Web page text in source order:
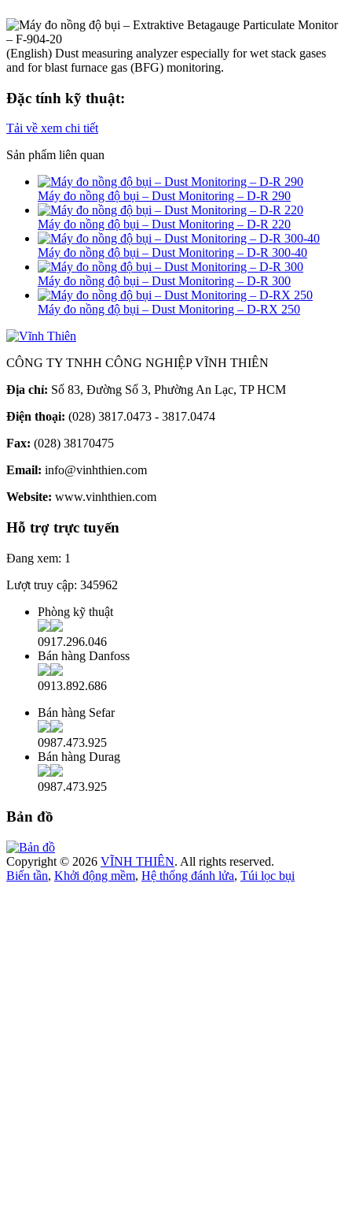
(English) Dust measuring analyzer especially for wet stack gases
and for blast furnace gas (BFG) monitoring.
Đặc tính kỹ thuật:
Tải về xem chi tiết
Sản phẩm liên quan
Máy đo nồng độ bụi – Dust Monitoring – D-R 290
Máy đo nồng độ bụi – Dust Monitoring – D-R 220
Máy đo nồng độ bụi – Dust Monitoring – D-R 300-40
Máy đo nồng độ bụi – Dust Monitoring – D-R 300
Máy đo nồng độ bụi – Dust Monitoring – D-RX 250
CÔNG TY TNHH CÔNG NGHIỆP VĨNH THIÊN
Địa chỉ: Số 83, Đường Số 3, Phường An Lạc, TP HCM
Điện thoại: (028) 3817.0473 - 3817.0474
Fax: (028) 38170475
Email: info@vinhthien.com
Website: www.vinhthien.com
Hỗ trợ trực tuyến
Đang xem: 1
Lượt truy cập: 345962
Phòng kỹ thuật
0917.296.046
Bán hàng Danfoss
0913.892.686
Bán hàng Sefar
0987.473.925
Bán hàng Durag
0987.473.925
Bản đồ
Copyright © 2026 VĨNH THIÊN. All rights reserved.
Biến tần, Khởi động mềm, Hệ thống đánh lửa, Túi lọc bụi